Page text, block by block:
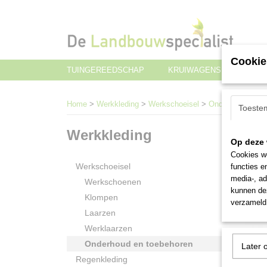
TUINGEREEDSCHAP KRUIWAGENS EN
Home > Werkkleding > Werkschoeisel > Onderhoud en
Werkkleding
Werkschoeisel
Werkschoenen
Klompen
Laarzen
Werklaarzen
Onderhoud en toebehoren
Regenkleding
Op
Cookies
functies
media-,
kunnen
Later